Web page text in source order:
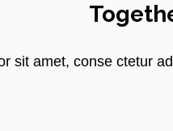
sit amet, conse ctetur